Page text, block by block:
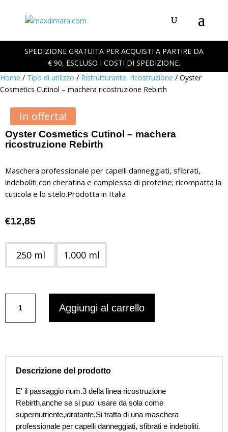
SPEDIZIONE GRATUITA PER ACQUISTI A PARTIRE DA
€ 90, ESCLUSO I COSTI DI SPEDIZIONE.
Home / Tipo di utilizzo / Ristrutturante, ricostruzione / Oyster
Cosmetics Cutinol – machera ricostruzione Rebirth
In offerta!
Oyster Cosmetics Cutinol – machera
ricostruzione Rebirth
Maschera professionale per capelli danneggiati, sfibrati,
indeboliti con cheratina e complesso di proteine; ricompatta la
cuticola e lo stelo.Prodotta in Italia
€12,85
250 ml 1.000 ml
Cosmetics
Cutinol
ricostruzione
Rebirth
Aggiungi al carrello
Descrizione del prodotto
E' il passaggio num.3 della linea ricostruzione
Rebirth,anche se si puo' usare da sola come
supernutriente,idratante.Si tratta di una maschera
professionale per capelli danneggiati, sfibrati e indeboliti.